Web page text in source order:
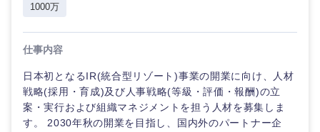
1000万
仕事内容
日本初となるIR(統合型リゾート)事業の開業に向け、人材
戦略(採用・育成)及び人事戦略(等級・評価・報酬)の立
案・実行および組織マネジメントを担う人材を募集しま
す。 2030年秋の開業を目指し、国内外のパートナー企